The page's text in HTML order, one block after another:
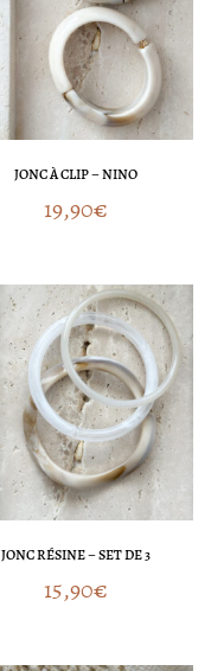
JONC À CLIP – NINO
19,90€
JONC RÉSINE – SET DE 3
15,90€